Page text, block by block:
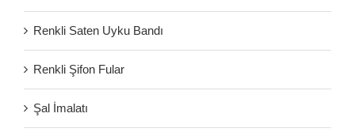
Renkli Saten Uyku Bandı
Renkli Şifon Fular
Şal İmalatı